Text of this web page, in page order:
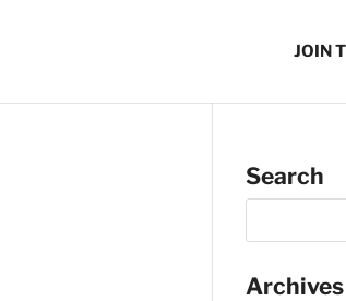
JOIN
Search
Archives